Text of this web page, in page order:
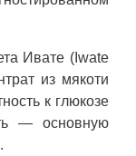
Ивате (Iwate
из мякоти
к глюкозе
— основную